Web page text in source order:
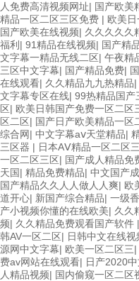
人免费高清视频网址| 国产欧美
精品一区二区三区免费 | 欧美
国产欧美在线视频| 久久久久久
福利 | 91精品在线视频| 国产精
文字幕一精品无线二区| 午夜精
三区中文字幕| 国产精品免费|
在线观看| 久久精品九九热精品|
文字幕专区在线| 99热精品国产
区| 欧美日韩国产免费一区二区
区二区| 国产日产欧美精品一区
综合网| 中文字幕aⅴ天堂精品|
三区器 | 日本AⅤ精品一区二区
一区二区三区| 国产成人精品免
天国| 精品免费精品| 中文国产
国产精品久久人人做人人爽| 欧
道开心| 新国产综合精品| 一级
产小视频你懂的在线欧美| 久久
频| 久久精品免费观看国产软件 |
韩AV一区二区| 日韩中文在线视
源网中文字幕| 欧美一区二区三|
费av网站在线观看| 日产2020
人精品视频| 国内偷窥一区二区